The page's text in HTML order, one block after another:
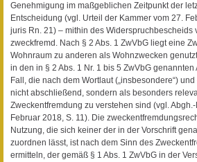
Genehmigung im maßgeblichen Zeitpunkt der
Entscheidung (vgl. Urteil der Kammer vom 27.
juris Rn. 21) – mithin des Widerspruchbescheids
zweckfremd. Nach § 2 Abs. 1 ZwVbG liegt eine
Wohnraum zu anderen als Wohnzwecken
in den in § 2 Abs. 1 Nr. 1 bis 5 ZwVbG
Fall, die nach dem Wortlaut („insbesondere“)
nicht abschließend, sondern als besonders
Zweckentfremdung zu verstehen sind (vgl.
Februar 2018, S. 11). Die
Nutzung, die sich keiner der in der Vorschrift
zuordnen lässt, ist nach dem Sinn des
ermitteln, der gemäß § 1 Abs. 1 ZwVbG in der